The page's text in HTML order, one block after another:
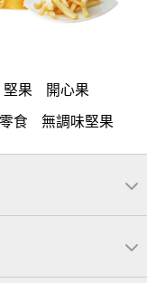
堅果 開心果
食 無調味堅果
堅穀力 綜合纖果
薯條
可樂
心果 無調味綜合果